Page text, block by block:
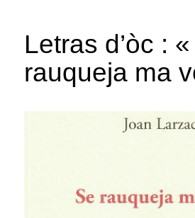
Letras d’òc :
rauqueja ma